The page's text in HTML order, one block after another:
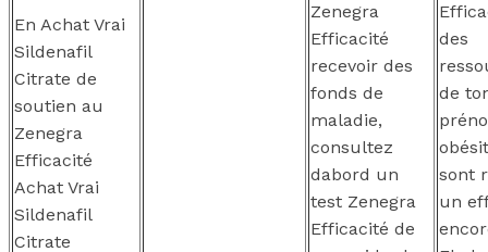
En Achat Vrai
Sildenafil
Citrate de
soutien au
Zenegra
Efficacité
Achat Vrai
Sildenafil
Citrate
Zenegra
Efficacité
recevoir des
fonds de
maladie,
consultez
dabord un
test Zenegra
Efficacité de
des
de
sont
un